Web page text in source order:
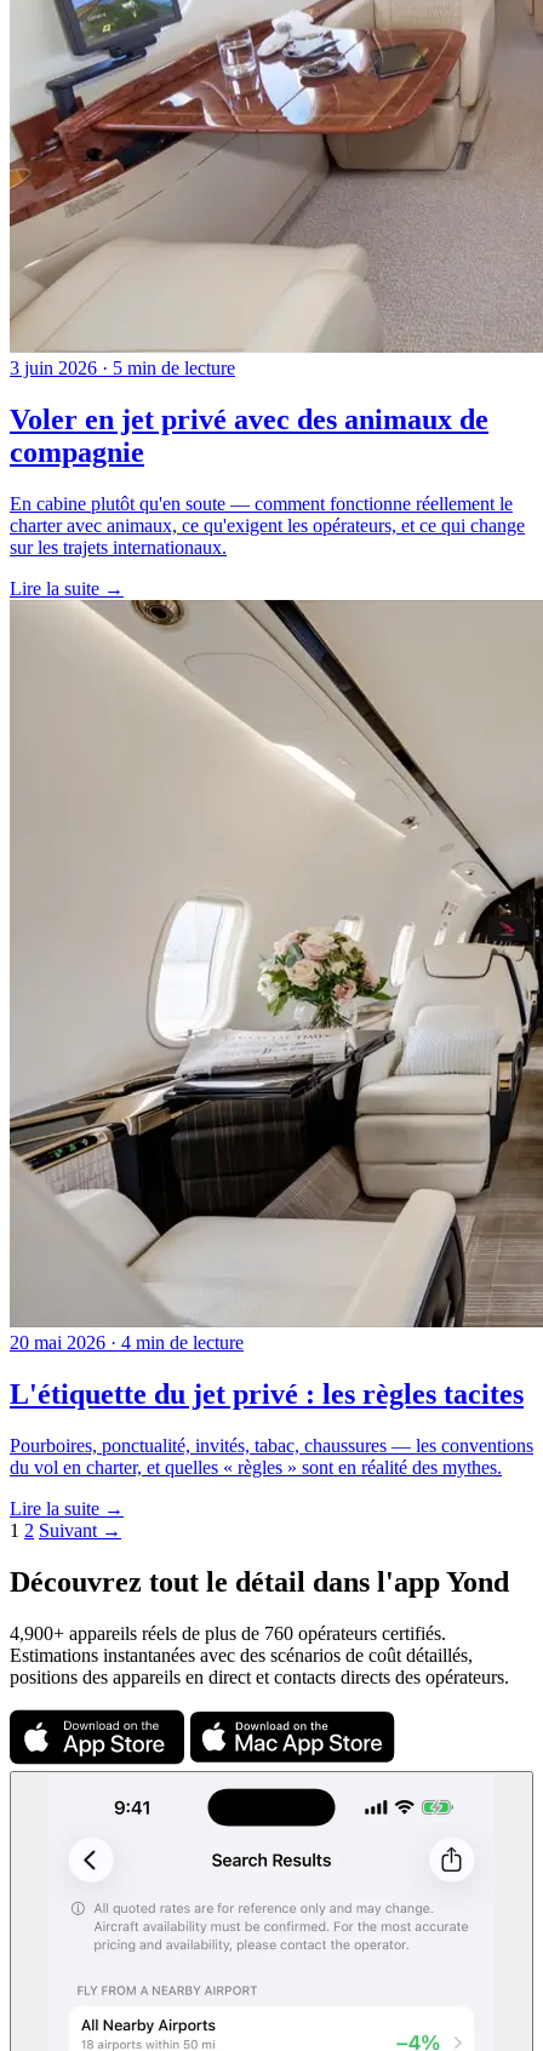
3 juin 2026 · 5 min de lecture
Voler en jet privé avec des animaux de
compagnie
En cabine plutôt qu'en soute — comment fonctionne réellement le
charter avec animaux, ce qu'exigent les opérateurs, et ce qui change
sur les trajets internationaux.
Lire la suite →
20 mai 2026 · 4 min de lecture
L'étiquette du jet privé : les règles tacites
Pourboires, ponctualité, invités, tabac, chaussures — les conventions
du vol en charter, et quelles « règles » sont en réalité des mythes.
Lire la suite →
1 2 Suivant →
Découvrez tout le détail dans l'app Yond
4,900+ appareils réels de plus de 760 opérateurs certifiés.
Estimations instantanées avec des scénarios de coût détaillés,
positions des appareils en direct et contacts directs des opérateurs.